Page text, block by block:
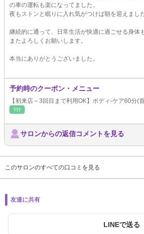
の車の運転も楽になってました。
夜もストンと眠りに入れ気がつけば朝を迎えました
継続的に通って、日常生活が快適に過ごせる身体
またよろしくお願いします。
本当にありがとうございました。
予約時のクーポン・メニュー
【初来店～3回目まで利用OK】ボディ-ケア60分(
ﾘﾗｸ
サロンからの返信コメントを見る
このサロンのすべての口コミを見る
友達に共有
LINEで送る